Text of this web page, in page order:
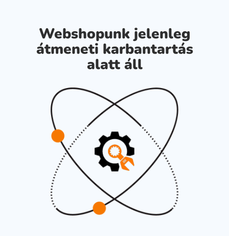
Webshopunk jelenleg
átmeneti karbantartás
alatt áll